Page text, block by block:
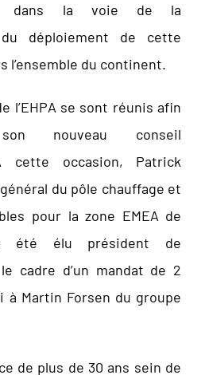
dans la voie de la
déploiement de cette
l’ensemble du continent.
l’EHPA se sont réunis afin
nouveau conseil
cette occasion, Patrick
du pôle chauffage et
pour la zone EMEA de
été élu président de
cadre d’un mandat de 2
à Martin Forsen du groupe
de plus de 30 ans sein de